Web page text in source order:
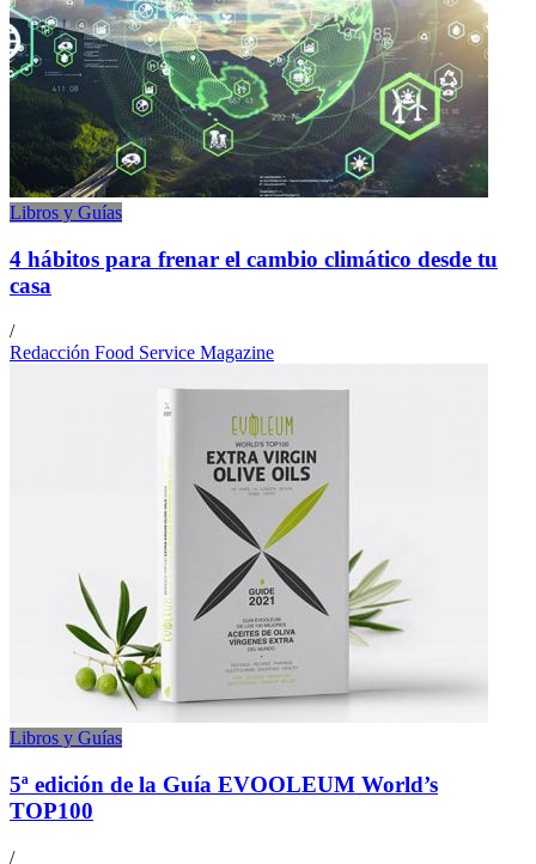
Libros y Guías
4 hábitos para frenar el cambio climático desde tu
casa
/
Redacción Food Service Magazine
Libros y Guías
5ª edición de la Guía EVOOLEUM World’s
TOP100
/